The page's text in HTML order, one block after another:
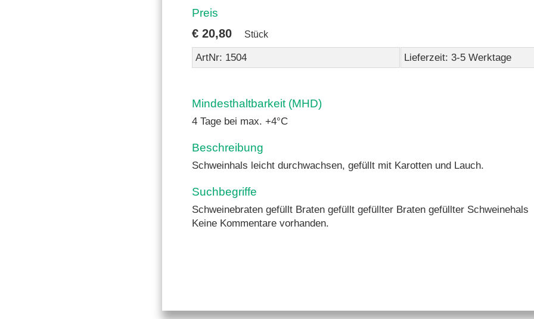
Preis
€ 20,80 Stück
ArtNr: 1504 Lieferzeit: 3-5 Werktage
Mindesthaltbarkeit (MHD)
4 Tage bei max. +4°C
Beschreibung
Schweinhals leicht durchwachsen, gefüllt mit Karotten und Lauch.
Suchbegriffe
Schweinebraten gefüllt Braten gefüllt gefüllter Braten gefüllter Schweinehals
Keine Kommentare vorhanden.